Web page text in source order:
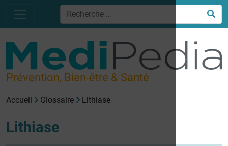
Prévention, Bien-être & Santé
Accueil Glossaire Lithiase
Lithiase